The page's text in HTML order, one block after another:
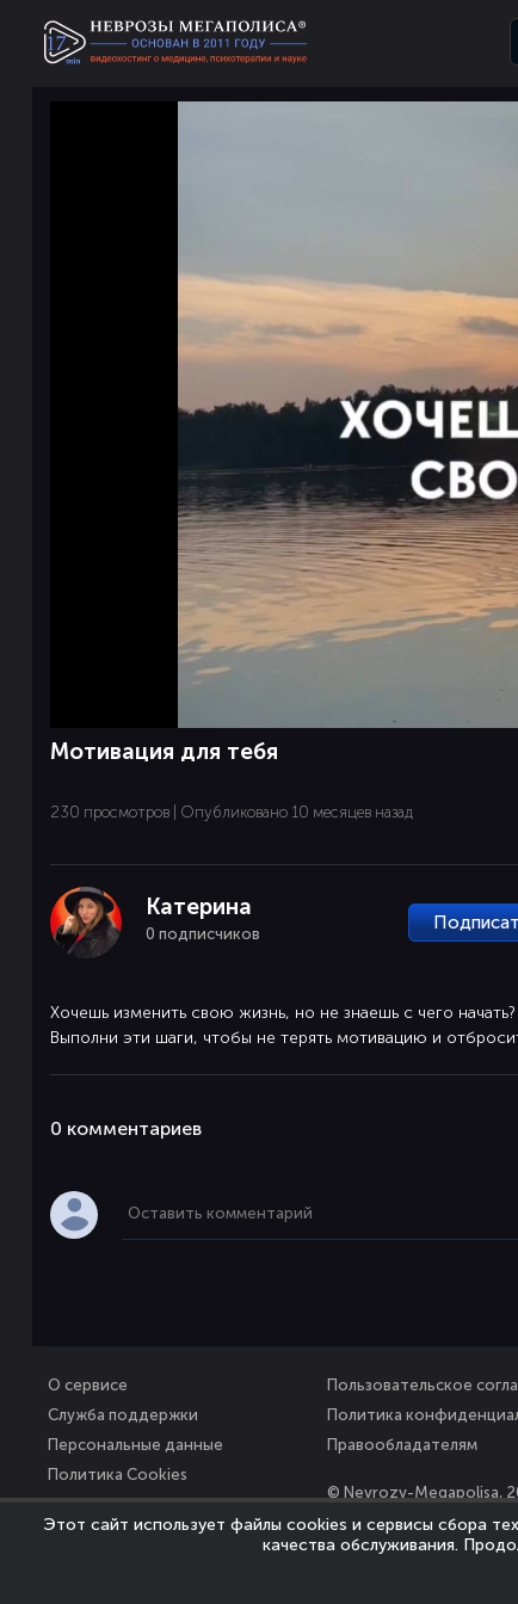
Мотивация для тебя
230 просмотров | Опубликовано 10 месяцев назад
Катерина
0 подписчиков
Хочешь изменить свою жизнь, но не знаешь с чего начать?
Выполни эти шаги, чтобы не терять мотивацию и
0 комментaриев
О сервисе
Служба поддержки
Персональные данные
Политика Cookies
Пользовательское
Политика
Правообладателям
© Nevrozy-Megapolisa,
Этот сайт использует файлы cookies и сервисы сбора
качества обслуживания.